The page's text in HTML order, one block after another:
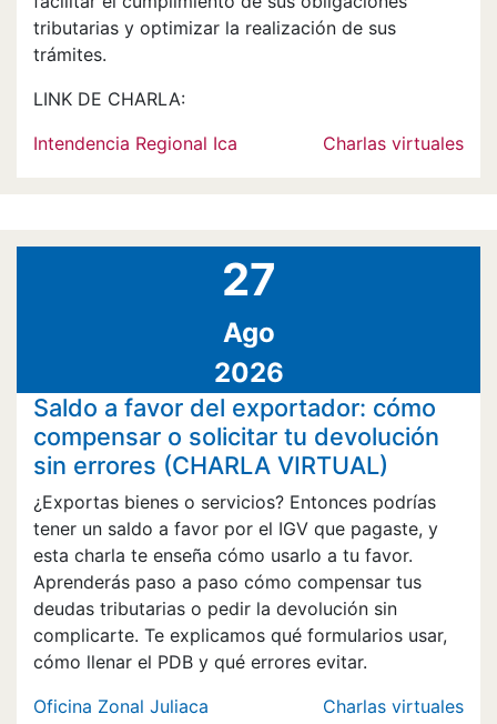
tributarias y optimizar la realización de sus
trámites.
LINK DE CHARLA:
Intendencia Regional Ica
Charlas virtuales
27
Ago
2026
Saldo a favor del exportador: cómo
compensar o solicitar tu devolución
sin errores (CHARLA VIRTUAL)
¿Exportas bienes o servicios? Entonces podrías
tener un saldo a favor por el IGV que pagaste, y
esta charla te enseña cómo usarlo a tu favor.
Aprenderás paso a paso cómo compensar tus
deudas tributarias o pedir la devolución sin
complicarte. Te explicamos qué formularios usar,
cómo llenar el PDB y qué errores evitar.
Oficina Zonal Juliaca
Charlas virtuales